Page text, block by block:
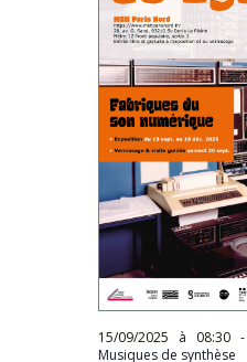
15/09/2025 à 08:30-
Musiques de synthèse